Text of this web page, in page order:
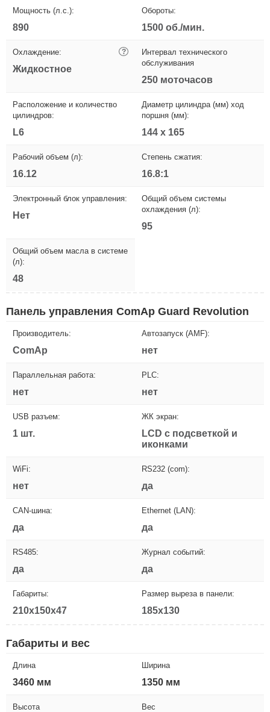
Мощность (л.с.):
890
Обороты:
1500 об./мин.
Охлаждение: ?
Жидкостное
Интервал технического
обслуживания
250 моточасов
Расположение и количество
цилиндров:
L6
Диаметр цилиндра (мм) ход
поршня (мм):
144 x 165
Рабочий объем (л):
16.12
Степень сжатия:
16.8:1
Электронный блок управления:
Нет
Общий объем системы
охлаждения (л):
95
Общий объем масла в системе
(л):
48
Панель управления ComAp Guard Revolution
Производитель:
ComAp
Автозапуск (AMF):
нет
Параллельная работа:
нет
PLC:
нет
USB разъем:
1 шт.
ЖК экран:
LCD с подсветкой и
иконками
WiFi:
нет
RS232 (com):
да
CAN-шина:
да
Ethernet (LAN):
да
RS485:
да
Журнал событий:
да
Габариты:
210x150x47
Размер выреза в панели:
185x130
Габариты и вес
Длина
3460 мм
Ширина
1350 мм
Высота Вес